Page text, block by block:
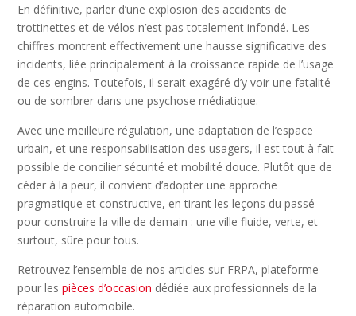
En définitive, parler d’une explosion des accidents de
trottinettes et de vélos n’est pas totalement infondé. Les
chiffres montrent effectivement une hausse significative des
incidents, liée principalement à la croissance rapide de l’usage
de ces engins. Toutefois, il serait exagéré d’y voir une fatalité
ou de sombrer dans une psychose médiatique.
Avec une meilleure régulation, une adaptation de l’espace
urbain, et une responsabilisation des usagers, il est tout à fait
possible de concilier sécurité et mobilité douce. Plutôt que de
céder à la peur, il convient d’adopter une approche
pragmatique et constructive, en tirant les leçons du passé
pour construire la ville de demain : une ville fluide, verte, et
surtout, sûre pour tous.
Retrouvez l’ensemble de nos articles sur FRPA, plateforme
pour lespièces d’occasion dédiée aux professionnels de la
réparation automobile.